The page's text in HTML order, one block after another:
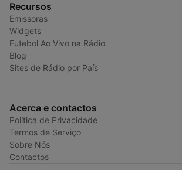
Recursos
Emissoras
Widgets
Futebol Ao Vivo na Rádio
Blog
Sites de Rádio por País
Acerca e contactos
Política de Privacidade
Termos de Serviço
Sobre Nós
Contactos